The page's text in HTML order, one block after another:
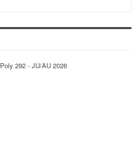
Poly 292 - JU/AU 2026